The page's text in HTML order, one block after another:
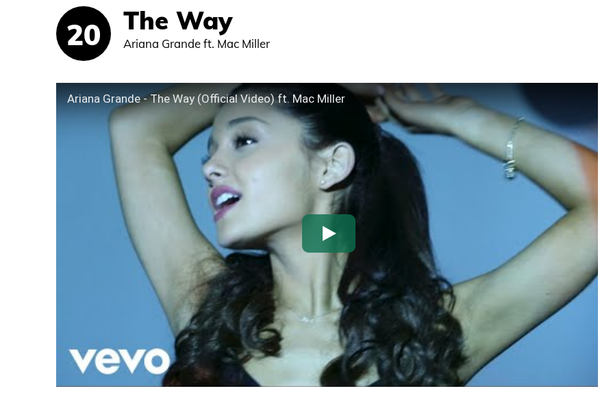
The Way
Ariana Grande ft. Mac Miller
Ariana Grande - The Way (Official Video) ft. Mac Miller